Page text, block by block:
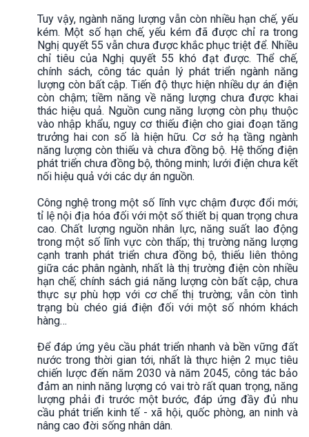
Tuy vậy, ngành năng lượng vẫn còn nhiều hạn chế, yếu
kém. Một số hạn chế, yếu kém đã được chỉ ra trong
Nghị quyết 55 vẫn chưa được khắc phục triệt để. Nhiều
chỉ tiêu của Nghị quyết 55 khó đạt được. Thể chế,
chính sách, công tác quản lý phát triển ngành năng
lượng còn bất cập. Tiến độ thực hiện nhiều dự án điện
còn chậm; tiềm năng về năng lượng chưa được khai
thác hiệu quả. Nguồn cung năng lượng còn phụ thuộc
vào nhập khẩu, nguy cơ thiếu điện cho giai đoạn tăng
trưởng hai con số là hiện hữu. Cơ sở hạ tầng ngành
năng lượng còn thiếu và chưa đồng bộ. Hệ thống điện
phát triển chưa đồng bộ, thông minh; lưới điện chưa kết
nối hiệu quả với các dự án nguồn.
Công nghệ trong một số lĩnh vực chậm được đổi mới;
tỉ lệ nội địa hóa đối với một số thiết bị quan trọng chưa
cao. Chất lượng nguồn nhân lực, năng suất lao động
trong một số lĩnh vực còn thấp; thị trường năng lượng
cạnh tranh phát triển chưa đồng bộ, thiếu liên thông
giữa các phân ngành, nhất là thị trường điện còn nhiều
hạn chế; chính sách giá năng lượng còn bất cập, chưa
thực sự phù hợp với cơ chế thị trường; vẫn còn tình
trạng bù chéo giá điện đối với một số nhóm khách
hàng…
Để đáp ứng yêu cầu phát triển nhanh và bền vững đất
nước trong thời gian tới, nhất là thực hiện 2 mục tiêu
chiến lược đến năm 2030 và năm 2045, công tác bảo
đảm an ninh năng lượng có vai trò rất quan trọng, năng
lượng phải đi trước một bước, đáp ứng đầy đủ nhu
cầu phát triển kinh tế - xã hội, quốc phòng, an ninh và
nâng cao đời sống nhân dân.